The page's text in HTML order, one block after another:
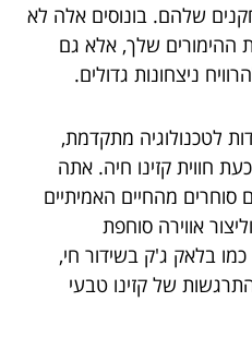
שלהם. בונוסים אלה לא
ההימורים שלך, אלא גם
ניצחונות גדולים.
לטכנולוגיה מתקדמת,
חווית קזינו חיה. אתה
סוחרים מהחיים האמיתיים
אווירה סוחפת
כמו בלאק ג'ק בשידור חי,
של קזינו טבעי